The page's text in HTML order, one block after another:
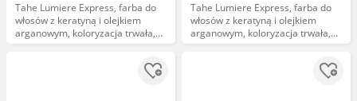
Tahe Lumiere Express, farba do
włosów z keratyną i olejkiem
arganowym, koloryzacja trwała,
7.46, 100ml
Tahe Lumiere Express, farba do
włosów z keratyną i olejkiem
arganowym, koloryzacja trwała,
5.3, 100ml